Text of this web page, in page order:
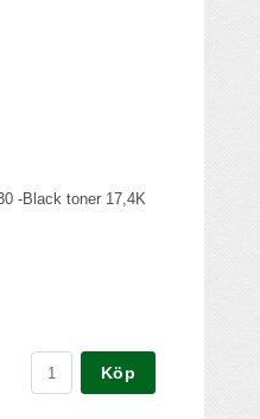
-Black toner 17,4K
Köp